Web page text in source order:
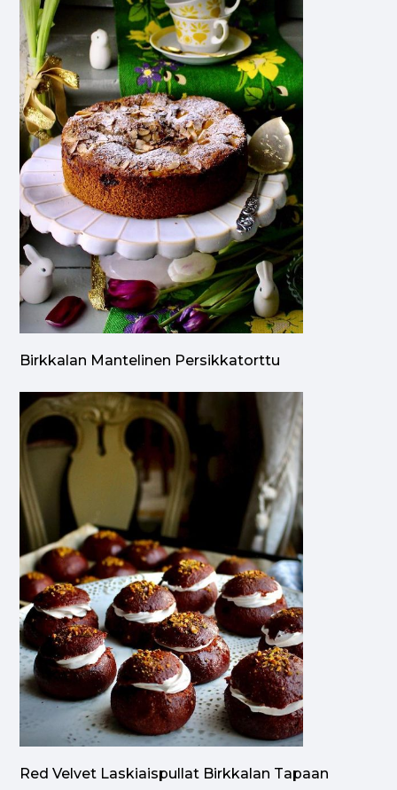
Birkkalan Mantelinen Persikkatorttu
Red Velvet Laskiaispullat Birkkalan Tapaan